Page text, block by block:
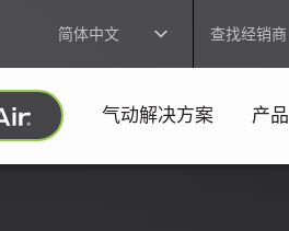
简体中文 查找经销商
气动解决方案 产品